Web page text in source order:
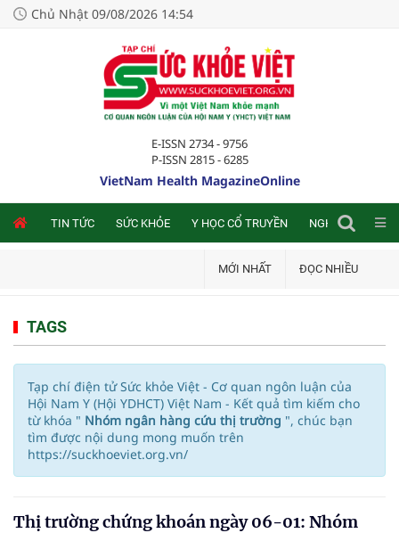
Chủ Nhật 09/08/2026 14:54
E-ISSN 2734 - 9756
P-ISSN 2815 - 6285
VietNam Health MagazineOnline
TIN TỨC SỨC KHỎE Y HỌC CỔ TRUYỀN NGHIÊN CỨU
MỚI NHẤT ĐỌC NHIỀU
TAGS
Tạp chí điện tử Sức khỏe Việt - Cơ quan ngôn luận của
Hội Nam Y (Hội YDHCT) Việt Nam - Kết quả tìm kiếm cho
từ khóa " Nhóm ngân hàng cứu thị trường ", chúc bạn
tìm được nội dung mong muốn trên
https://suckhoeviet.org.vn/
Thị trường chứng khoán ngày 06-01: Nhóm